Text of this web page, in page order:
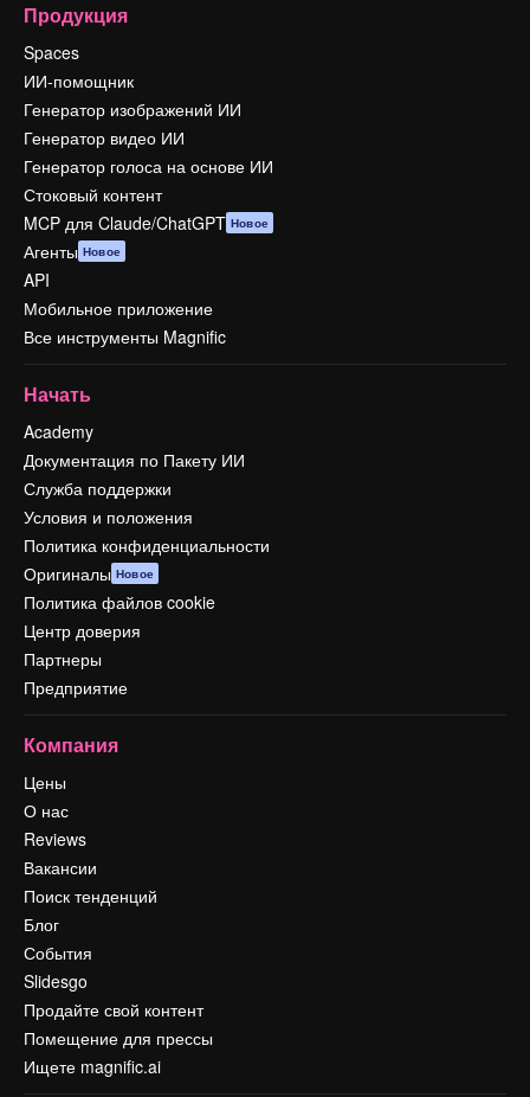
Продукция
Spaces
ИИ-помощник
Генератор изображений ИИ
Генератор видео ИИ
Генератор голоса на основе ИИ
Стоковый контент
MCP для Claude/ChatGPT Новое
Агенты Новое
API
Мобильное приложение
Все инструменты Magnific
Начать
Academy
Документация по Пакету ИИ
Служба поддержки
Условия и положения
Политика конфиденциальности
Оригиналы Новое
Политика файлов cookie
Центр доверия
Партнеры
Предприятие
Компания
Цены
О нас
Reviews
Вакансии
Поиск тенденций
Блог
События
Slidesgo
Продайте свой контент
Помещение для прессы
Ищете magnific.ai